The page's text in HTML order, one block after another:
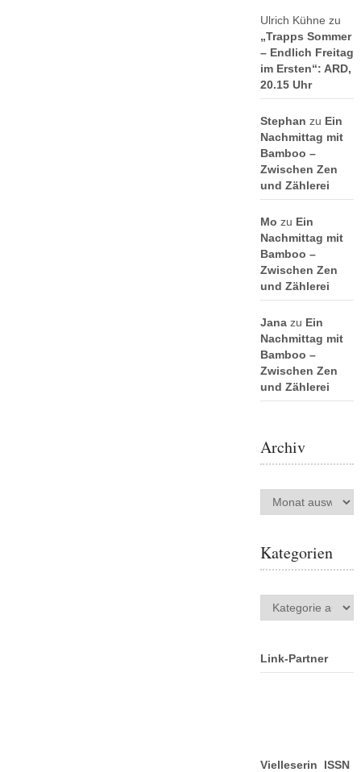
Ulrich Kühne zu
„Trapps Sommer
– Endlich Freitag
im Ersten“: ARD,
20.15 Uhr
Stephan zu Ein
Nachmittag mit
Bamboo –
Zwischen Zen
und Zählerei
Mo zu Ein
Nachmittag mit
Bamboo –
Zwischen Zen
und Zählerei
Janazu Ein
Nachmittag mit
Bamboo –
Zwischen Zen
und Zählerei
Archiv
Archiv
Kategorien
Kategorien
Link-Partner
Vielleserin ISSN